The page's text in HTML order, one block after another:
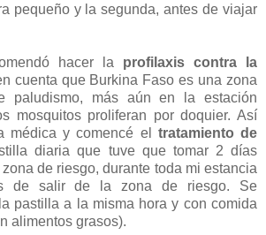
pequeño y la segunda, antes de viajar
hacer la profilaxis contra la
cuenta que Burkina Faso es una zona
paludismo, más aún en la estación
mosquitos proliferan por doquier. Así
médica y comencé el tratamiento de
diaria que tuve que tomar 2 días
de riesgo, durante toda mi estancia
de salir de la zona de riesgo. Se
pastilla a la misma hora y con comida
alimentos grasos).